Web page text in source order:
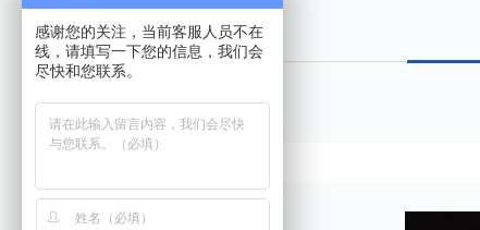
感谢您的关注，当前客服人员不在
线，请填写一下您的信息，我们会
尽快和您联系。